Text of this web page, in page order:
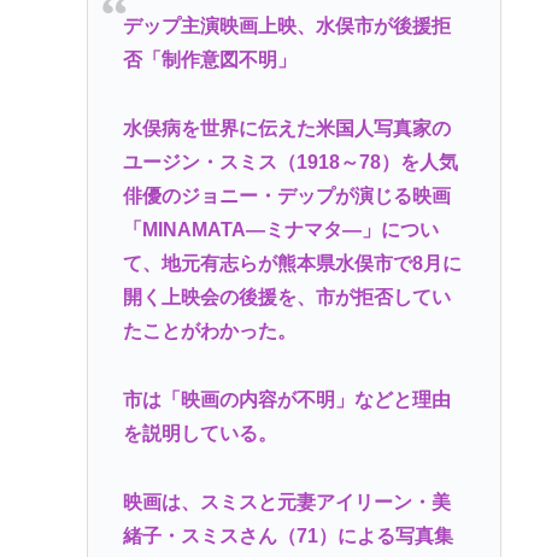
まうからやめてください』と拒絶」被害女性は断固
として「不同意」主張
以上前に作られた文部省の｢手びき｣が基準となった
韓国裁判所、「慰安婦を侮辱」したユーチューバー
による「正義連の名誉毀損」認める
KDDIの松田社長｢楽天モバイルへのau回線ローミン
グは9月末で終了｣｢一部過疎エリアでは期間限定で継
ぎるwww
一番かっこいい病気の名前、決まるw w w w w w w w
【九州名物】鶏刺し食べた医師、全身麻痺へ…「死
んだほうが良い」
デップ主演映画上映、水俣市が後援拒
否「制作意図不明」
水俣病を世界に伝えた米国人写真家の
ユージン・スミス（1918～78）を人気
俳優のジョニー・デップが演じる映画
「MINAMATA―ミナマタ―」につい
て、地元有志らが熊本県水俣市で8月に
開く上映会の後援を、市が拒否してい
たことがわかった。
市は「映画の内容が不明」などと理由
を説明している。
映画は、スミスと元妻アイリーン・美
緒子・スミスさん（71）による写真集